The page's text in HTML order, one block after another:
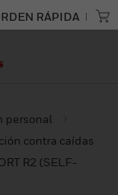
RÁPIDA
personal
contra caídas
R2 (SELF-